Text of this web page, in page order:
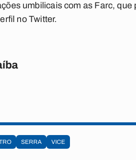
umbilicais com as Farc,
no Twitter.
SERRA VICE